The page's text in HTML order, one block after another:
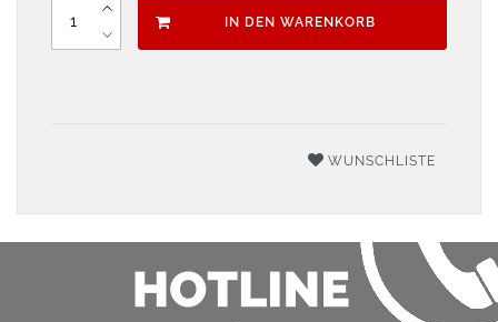
IN DEN WARENKORB
WUNSCHLISTE